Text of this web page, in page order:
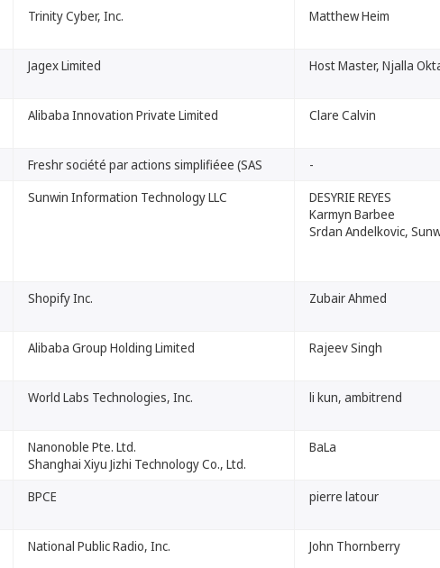
Trinity Cyber, Inc. Matthew Heim
Jagex Limited Host Master, Njalla
Alibaba Innovation Private Limited Clare Calvin
Freshr société par actions simplifiéee (SAS -
Sunwin Information Technology LLC
DESYRIE REYES
Karmyn Barbee
Srdan Andelkovic,
Shopify Inc. Zubair Ahmed
Alibaba Group Holding Limited Rajeev Singh
World Labs Technologies, Inc. li kun, ambitrend
Nanonoble Pte. Ltd.
Shanghai Xiyu Jizhi Technology Co., Ltd.
BaLa
BPCE pierre latour
National Public Radio, Inc. John Thornberry